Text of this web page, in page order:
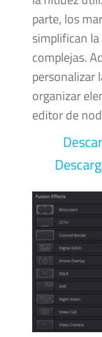
parte, los
simplifican
complejas.
personalizar
organizar
editor de